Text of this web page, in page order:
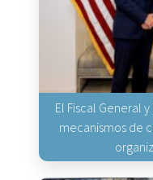
El Fiscal General
mecanismos de